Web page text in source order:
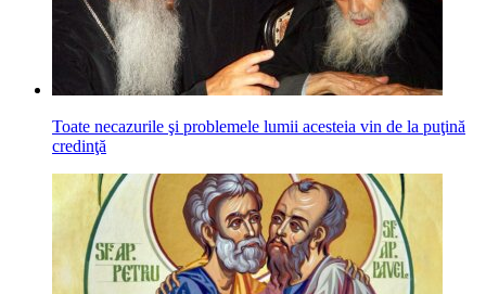
Toate necazurile şi problemele lumii acesteia vin de la puţină
credinţă